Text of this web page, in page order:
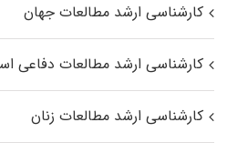
کارشناسی ارشد مطالعات جهان
کارشناسی ارشد مطالعات دفاعی
کارشناسی ارشد مطالعات زنان